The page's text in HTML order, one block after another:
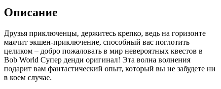
Описание
Друзья приключенцы, держитесь крепко, ведь на горизонте
маячит экшен-приключение, способный вас поглотить
целиком – добро пожаловать в мир невероятных квестов в
Bob World Супер денди оригинал! Эта волна волнения
подарит вам фантастический опыт, который вы не забудете ни
в коем случае.